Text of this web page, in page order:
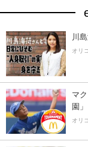
川
オリ
マ
園」
オリ